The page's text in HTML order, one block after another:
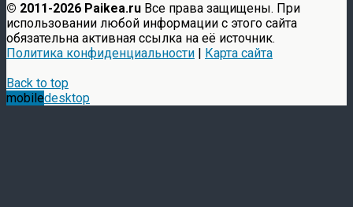
© 2011-2026 Paikea.ru Все права защищены. При
использовании любой информации с этого сайта
обязательна активная ссылка на её источник.
Политика конфиденциальности
Карта сайта
Back to top
mobiledesktop